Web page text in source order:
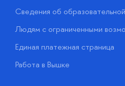
Сведения об
Людям с ограниченными
Единая платежная страница
Работа в Вышке